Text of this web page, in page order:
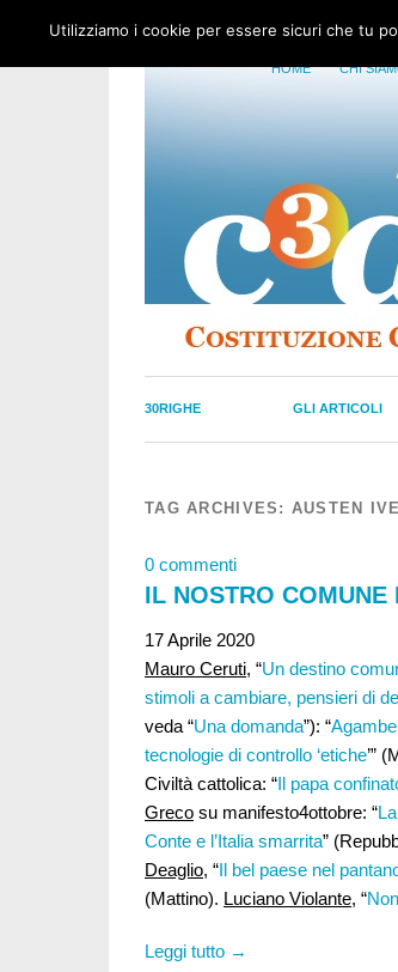
HOME CHI
30RIGHE GLI ARTICOLI
TAG ARCHIVES: AUSTEN
0 commenti
IL NOSTRO COMUNE
17 Aprile 2020
Mauro Ceruti, “Un destino
stimoli a cambiare, pensieri di
veda “Una domanda”): “
tecnologie di controllo ‘etiche’”
Civiltà cattolica: “Il papa
Greco su manifesto4ottobre: “
Conte e l’Italia smarrita”
Deaglio, “Il bel paese nel
(Mattino). Luciano Violante, “
Leggi tutto →
Utilizziamo i cookie per essere sicuri che tu